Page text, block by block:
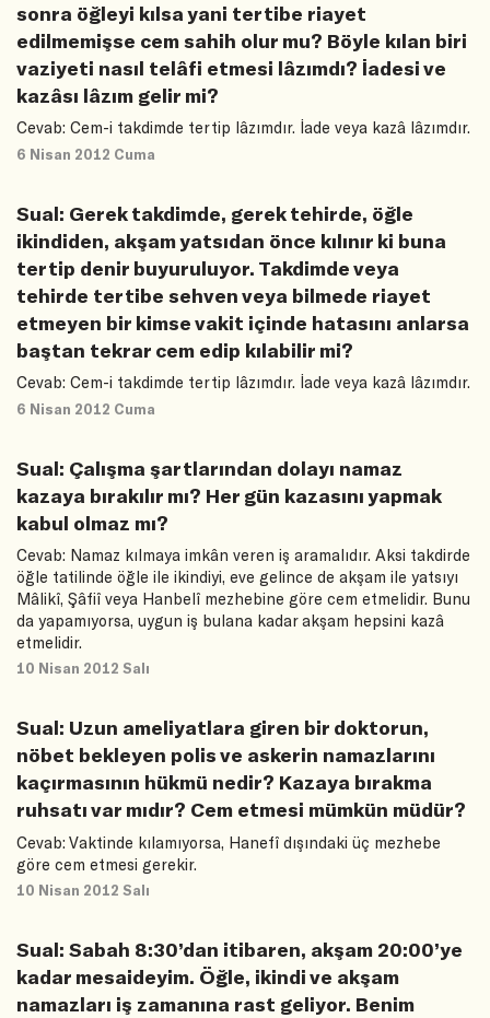
sonra öğleyi kılsa yani tertibe riayet
edilmemişse cem sahih olur mu? Böyle kılan biri
vaziyeti nasıl telâfi etmesi lâzımdı? İadesi ve
kazâsı lâzım gelir mi?
Cevab: Cem-i takdimde tertip lâzımdır. İade veya kazâ lâzımdır.
6 Nisan 2012 Cuma
Sual: Gerek takdimde, gerek tehirde, öğle
ikindiden, akşam yatsıdan önce kılınır ki buna
tertip denir buyuruluyor. Takdimde veya
tehirde tertibe sehven veya bilmede riayet
etmeyen bir kimse vakit içinde hatasını anlarsa
baştan tekrar cem edip kılabilir mi?
Cevab: Cem-i takdimde tertip lâzımdır. İade veya kazâ lâzımdır.
6 Nisan 2012 Cuma
Sual: Çalışma şartlarından dolayı namaz
kazaya bırakılır mı? Her gün kazasını yapmak
kabul olmaz mı?
Cevab: Namaz kılmaya imkân veren iş aramalıdır. Aksi takdirde
öğle tatilinde öğle ile ikindiyi, eve gelince de akşam ile yatsıyı
Mâlikî, Şâfiî veya Hanbelî mezhebine göre cem etmelidir. Bunu
da yapamıyorsa, uygun iş bulana kadar akşam hepsini kazâ
etmelidir.
10 Nisan 2012 Salı
Sual: Uzun ameliyatlara giren bir doktorun,
nöbet bekleyen polis ve askerin namazlarını
kaçırmasının hükmü nedir? Kazaya bırakma
ruhsatı var mıdır? Cem etmesi mümkün müdür?
Cevab: Vaktinde kılamıyorsa, Hanefî dışındaki üç mezhebe
göre cem etmesi gerekir.
10 Nisan 2012 Salı
Sual: Sabah 8:30’dan itibaren, akşam 20:00’ye
kadar mesaideyim. Öğle, ikindi ve akşam
namazları iş zamanına rast geliyor. Benim